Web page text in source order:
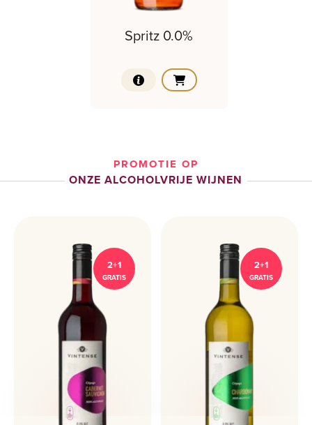
Spritz 0.0%
PROMOTIE OP
ONZE ALCOHOLVRIJE WIJNEN
2+1
GRATIS
2+1
GRATIS